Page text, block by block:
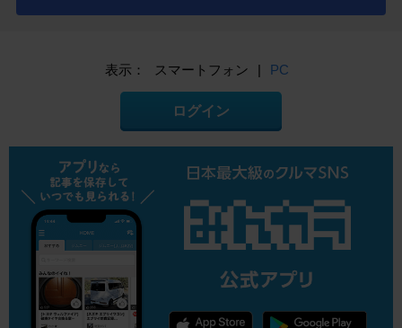
表示： スマートフォン | PC
ログイン